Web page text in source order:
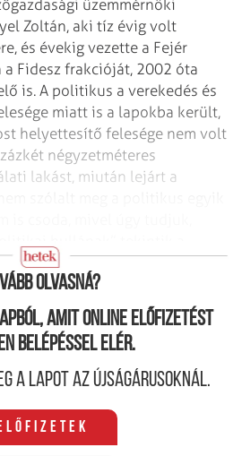
üzemmérnöki
Zoltán, aki tíz évig volt
és évekig vezette a Fejér
Fidesz frakcióját, 2002 óta
is. A politikus a verekedés és
miatt is a lapokba került,
helyettesítő felesége nem volt
négyzetméteres
lakást, miután lejárt a
olvasná?
amit online előfizetést
belépéssel elér.
a lapot az újságárusoknál.